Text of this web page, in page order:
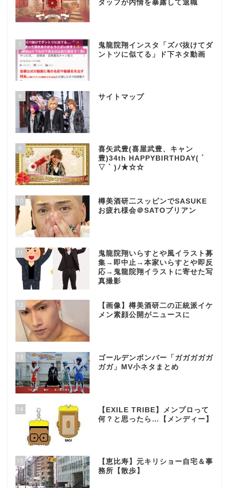
タッフが内情を暴露して退職
7
鬼龍院翔インスタ「ズバ抜けてダ
ントツに似てる」ド下ネタ動画
8 サイトマップ
9
喜矢武豊(喜屋武豊、キャン
豊)34th HAPPYBIRTHDAY( ´
▽ ` )ﾉ★☆☆
10
樽美酒研二スッピンでSASUKE
お疲れ様会＠SATOブリアン
11
鬼龍院翔いらすとや風イラスト募
集→即中止→本家いらすとや即反
応→鬼龍院翔イラストに寄せた写
真撮影
12
【画像】樽美酒研二の正統派イケ
メン素顔公開がニュースに
13
ゴールデンボンバー「ガガガガガ
ガガ」MV小ネタまとめ
14
【EXILE TRIBE】メンプロって
何？と思ったら…【メンディー】
15
【恵比寿】元キリショー自宅＆事
務所【散歩】